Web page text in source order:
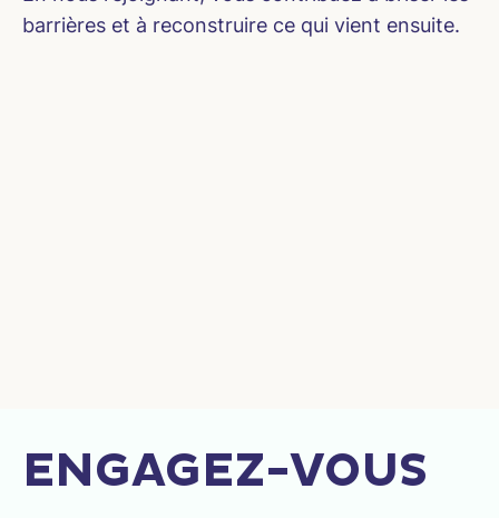
ENGAGEZ-VOUS
barrières et à reconstruire ce qui vient ensuite.